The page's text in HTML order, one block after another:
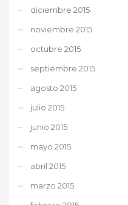
diciembre 2015
noviembre 2015
octubre 2015
septiembre 2015
agosto 2015
julio 2015
junio 2015
mayo 2015
abril 2015
marzo 2015